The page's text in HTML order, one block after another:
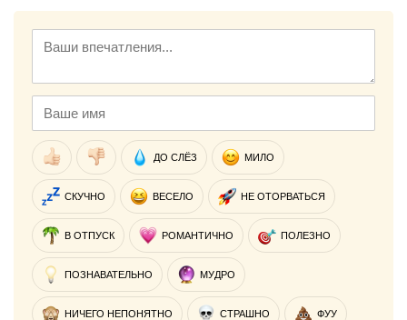
ДО СЛЁЗ МИЛО
СКУЧНО ВЕСЕЛО НЕ ОТОРВАТЬСЯ
В ОТПУСК РОМАНТИЧНО ПОЛЕЗНО
ПОЗНАВАТЕЛЬНО МУДРО
НИЧЕГО НЕПОНЯТНО СТРАШНО ФУУ